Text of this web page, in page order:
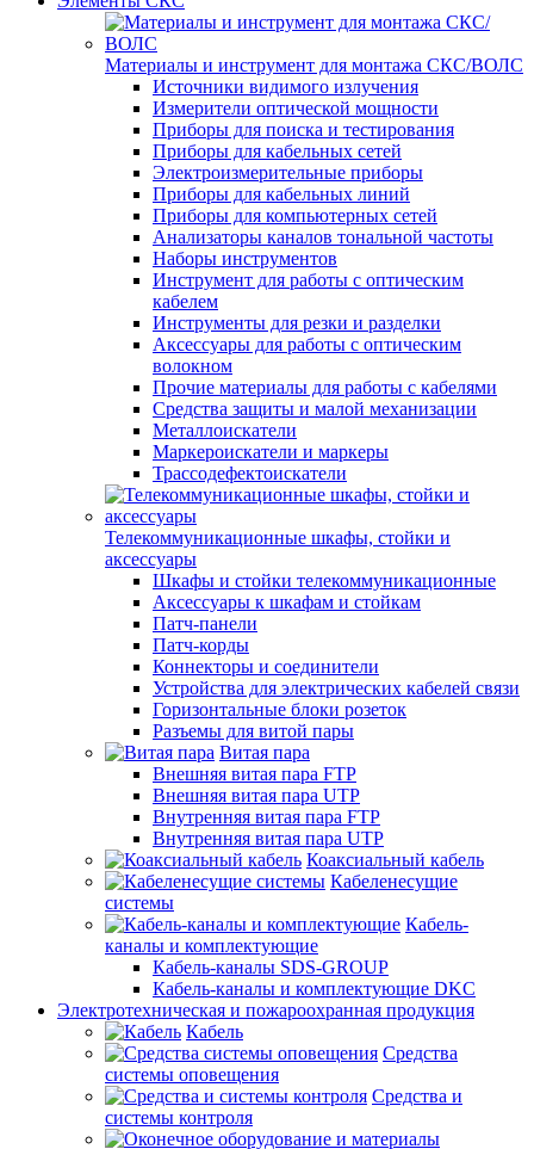
Материалы и инструмент для монтажа СКС/ВОЛС
Источники видимого излучения
Измерители оптической мощности
Приборы для поиска и тестирования
Приборы для кабельных сетей
Электроизмерительные приборы
Приборы для кабельных линий
Приборы для компьютерных сетей
Анализаторы каналов тональной частоты
Наборы инструментов
Инструмент для работы с оптическим
кабелем
Инструменты для резки и разделки
Аксессуары для работы с оптическим
волокном
Прочие материалы для работы с кабелями
Средства защиты и малой механизации
Металлоискатели
Маркероискатели и маркеры
Трассодефектоискатели
Телекоммуникационные шкафы, стойки и
аксессуары
Шкафы и стойки телекоммуникационные
Аксессуары к шкафам и стойкам
Патч-панели
Патч-корды
Коннекторы и соединители
Устройства для электрических кабелей связи
Горизонтальные блоки розеток
Разъемы для витой пары
Витая пара
Внешняя витая пара FTP
Внешняя витая пара UTP
Внутренняя витая пара FTP
Внутренняя витая пара UTP
Коаксиальный кабель
Кабеленесущие
системы
Кабель-
каналы и комплектующие
Кабель-каналы SDS-GROUP
Кабель-каналы и комплектующие DKC
Электротехническая и пожароохранная продукция
Кабель
Средства
системы оповещения
Средства и
системы контроля